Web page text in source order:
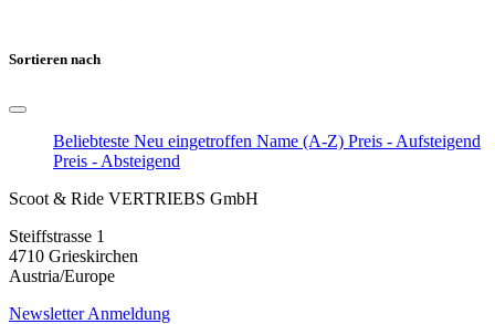
Sortieren nach
Beliebteste Neu eingetroffen Name (A-Z) Preis - Aufsteigend
Preis - Absteigend
Scoot & Ride VERTRIEBS GmbH
Steiffstrasse 1
4710 Grieskirchen
Austria/Europe
Newsletter Anmeldung